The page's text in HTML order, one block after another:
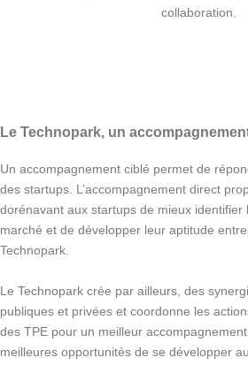
collaboration.
Le Technopark, un
Un accompagnement ciblé permet de
des startups. L’accompagnement direct
dorénavant aux startups de mieux identifier
marché et de développer leur aptitude
Technopark.
Le Technopark crée par ailleurs, des
publiques et privées et coordonne les
des TPE pour un meilleur
meilleures opportunités de se développer